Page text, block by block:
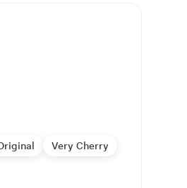
Very Cherry